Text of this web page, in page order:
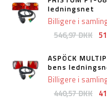
ledningsnet
546,97 DKK
Billigere i
ASPÖCK
bens
440,57 DKK
Billigere i